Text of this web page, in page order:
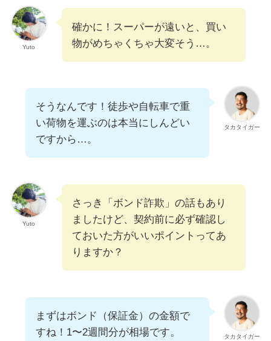
Yuto
確かに！スーパーが遠いと、買い
物がめちゃくちゃ大変そう…。
タカタイガー
そうなんです！徒歩や自転車で重
い荷物を運ぶのは本当にしんどい
ですから…。
Yuto
さっき「ボンド詐欺」の話もあり
ましたけど、契約前に必ず確認し
ておいた方がいいポイントってあ
りますか？
タカタイガー
まずはボンド（保証金）の金額で
すね！1〜2週間分が相場です。